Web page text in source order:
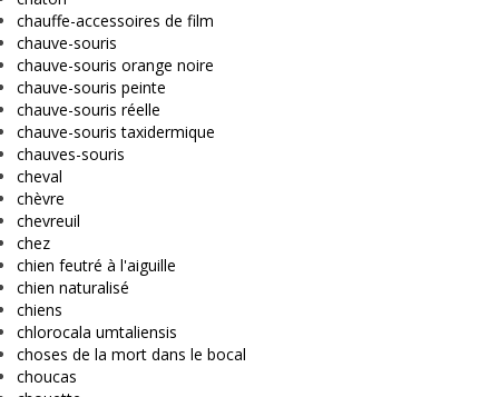
chauffe-accessoires de film
chauve-souris
chauve-souris orange noire
chauve-souris peinte
chauve-souris réelle
chauve-souris taxidermique
chauves-souris
cheval
chèvre
chevreuil
chez
chien feutré à l'aiguille
chien naturalisé
chiens
chlorocala umtaliensis
choses de la mort dans le bocal
choucas